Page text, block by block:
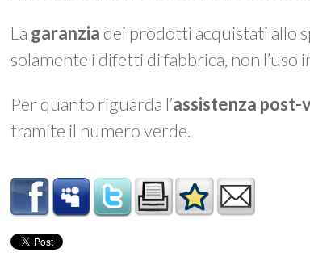
La garanzia dei prodotti acquistati allo
solamente i difetti di fabbrica, non
Per quanto riguarda l’assistenza post-
tramite il numero verde.